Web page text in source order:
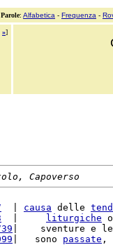
Parole: Alfabetica - Frequenza -
»]
Capoverso
causa delle
liturgiche
|    sventure e
|   sono passate ,